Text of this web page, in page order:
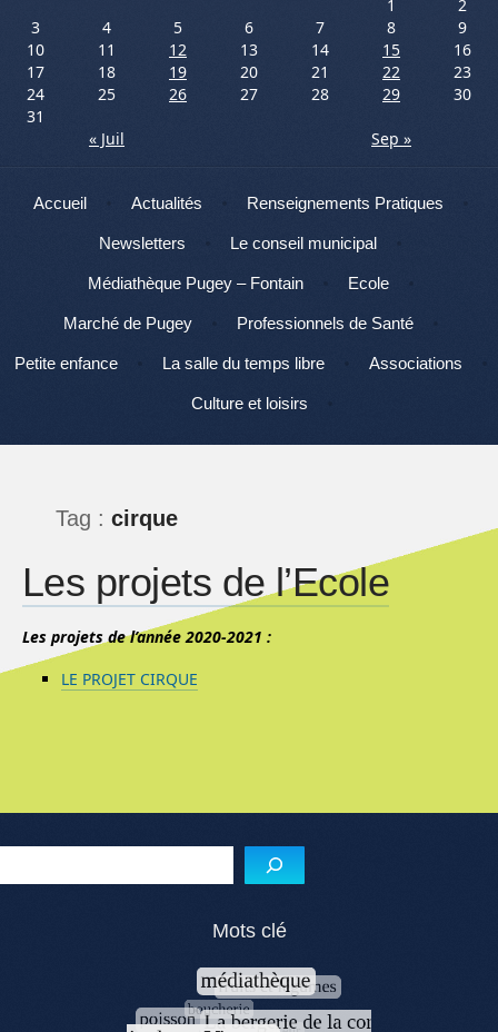
1
2
3
4 5 6 7 8
9
10
11 12 13 14 15
16
17
18 19 20 21 22
23
24
25 26 27 28 29
30
31
« Juil
Sep »
Menu
Aller au contenu
Accueil Actualités Renseignements Pratiques
Newsletters Le conseil municipal
Médiathèque Pugey – Fontain Ecole
Marché de Pugey Professionnels de Santé
Petite enfance La salle du temps libre Associations
Culture et loisirs
Tag : cirque
Les projets de l’Ecole
Les projets de l’année 2020-2021 :
LE PROJET CIRQUE
Mots clé